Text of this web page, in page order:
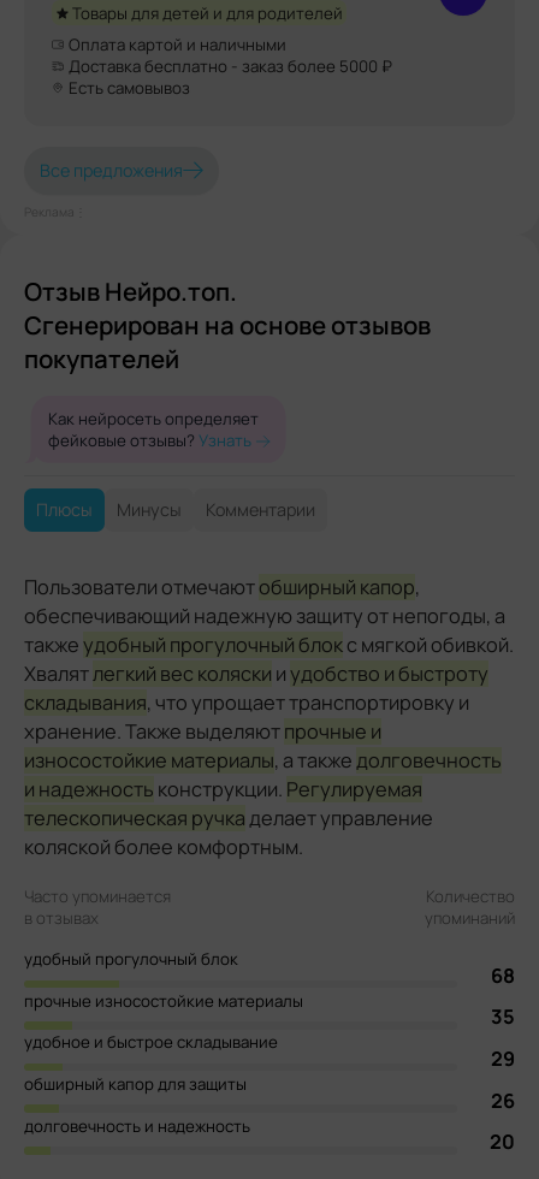
Товары для детей и для родителей
Оплата картой и наличными
Доставка бесплатно - заказ более 5000 ₽
Есть самовывоз
Все предложения
Реклама⋮
Отзыв Нейро.топ.
Сгенерирован на основе отзывов
покупателей
Как нейросеть определяет
фейковые отзывы? Узнать
Плюсы Минусы Комментарии
Пользователи отмечаютобширный капор,
обеспечивающий надежную защиту от непогоды, а
такжеудобный прогулочный блокс мягкой обивкой.
Хвалятлегкий вес коляски иудобство и быстроту
складывания, что упрощает транспортировку и
хранение. Также выделяютпрочные и
износостойкие материалы, а такжедолговечность
и надежность конструкции. Регулируемая
телескопическая ручкаделает управление
коляской более комфортным.
Часто упоминается
в отзывах
Количество
упоминаний
удобный прогулочный блок
68
прочные износостойкие материалы
35
удобное и быстрое складывание
29
обширный капор для защиты
26
долговечность и надежность
20